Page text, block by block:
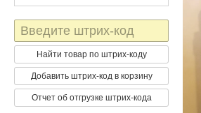
Штрих-
код
Найти товар по штрих-коду
Добавить штрих-код в корзину
Отчет об отгрузке штрих-кода